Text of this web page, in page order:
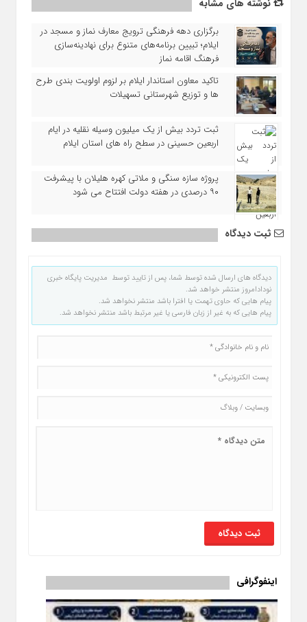
نوشته های مشابه
برگزاری دهه فرهنگی ترویج معارف نماز و مسجد در
ایلام؛ تبیین برنامه‌های متنوع برای نهادینه‌سازی
فرهنگ اقامه نماز
تاکید معاون استاندار ایلام بر لزوم اولویت‌ بندی طرح‌
ها و توزیع شهرستانی تسهیلات
ثبت تردد بیش از یک میلیون وسیله نقلیه در ایام
اربعین حسینی در سطح راه‌ های استان ایلام
پروژه سازه سنگی و ملاتی کهره هلیلان با پیشرفت
۹۰ درصدی در هفته دولت افتتاح می شود
ثبت دیدگاه
دیدگاه های ارسال شده توسط شما، پس از تایید توسط مدیریت پایگاه خبری
نودادامروز منتشر خواهد شد.
پیام هایی که حاوی تهمت یا افترا باشد منتشر نخواهد شد.
پیام هایی که به غیر از زبان فارسی یا غیر مرتبط باشد منتشر نخواهد شد.
اینفوگرافی